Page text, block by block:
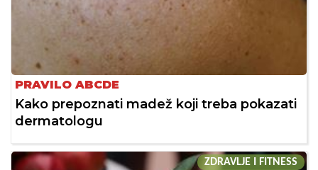
PRAVILO ABCDE
Kako prepoznati madež koji treba pokazati
dermatologu
ZDRAVLJE I FITNESS